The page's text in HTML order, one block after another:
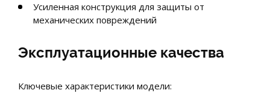
Усиленная конструкция для защиты от
механических повреждений
Эксплуатационные качества
Ключевые характеристики модели: